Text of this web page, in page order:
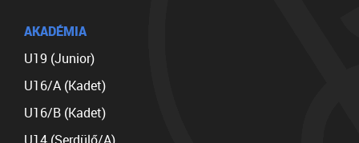
AKADÉMIA
U19 (Junior)
U16/A (Kadet)
U16/B (Kadet)